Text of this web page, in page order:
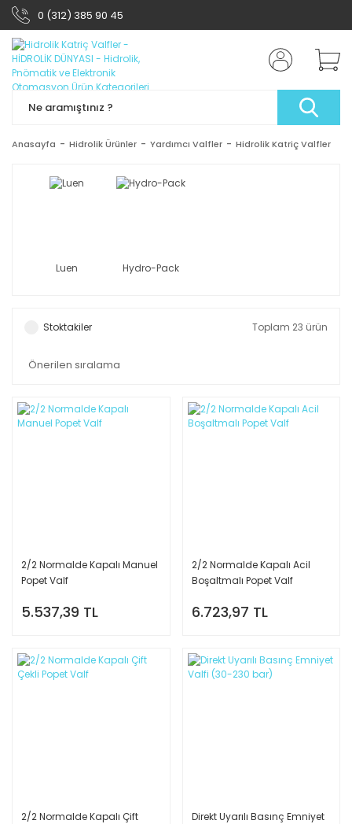
0 (312) 385 90 45
Anasayfa Hidrolik Ürünler Yardımcı Valfler Hidrolik Katriç Valfler
Luen Hydro-Pack
Stoktakiler Toplam 23 ürün
2/2 Normalde Kapalı Manuel
Popet Valf
5.537,39 TL
2/2 Normalde Kapalı Acil
Boşaltmalı Popet Valf
6.723,97 TL
2/2 Normalde Kapalı Çift
Direkt Uyarılı Basınç Emniyet